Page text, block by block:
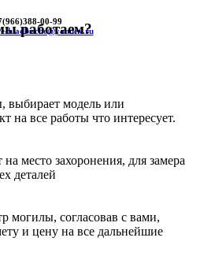
388-00-99
kladbische@yandex.ru
работаем?
выбирает модель или
на все работы что интересует.
место захоронения, для замера
деталей
могилы, согласовав с вами,
и цену на все дальнейшие